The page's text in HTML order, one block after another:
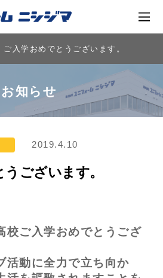
ご入学おめでとうございます。
お知らせ
2019.4.10
ございます。
校ご入学おめでとうござ
活動に全力で立ち向か